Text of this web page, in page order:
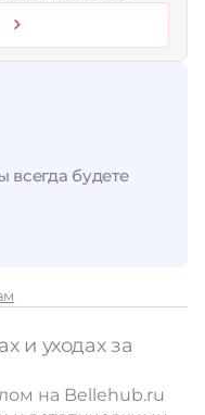
будете
и уходах за
на Bellehub.ru